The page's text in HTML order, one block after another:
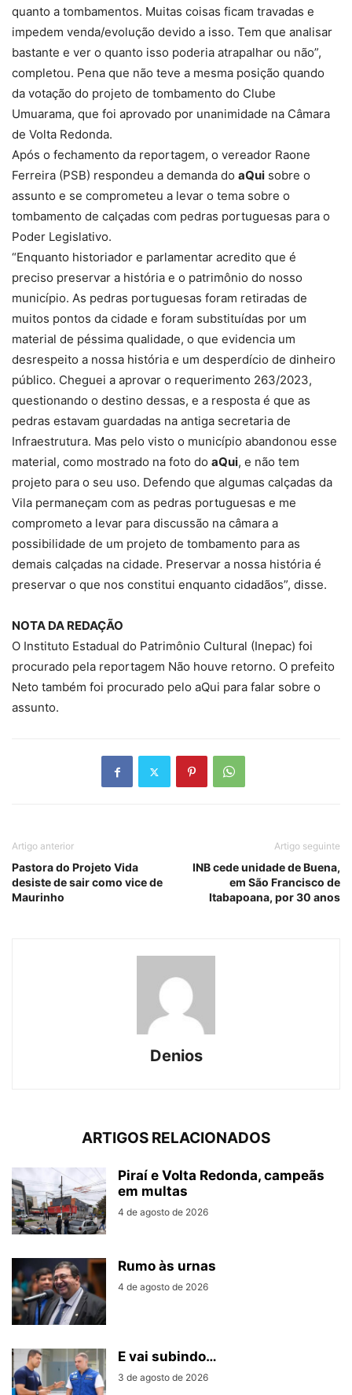
quanto a tombamentos. Muitas coisas ficam travadas e
impedem venda/evolução devido a isso. Tem que analisar
bastante e ver o quanto isso poderia atrapalhar ou não”,
completou. Pena que não teve a mesma posição quando
da votação do projeto de tombamento do Clube
Umuarama, que foi aprovado por unanimidade na Câmara
de Volta Redonda.
Após o fechamento da reportagem, o vereador Raone
Ferreira (PSB) respondeu a demanda do aQui sobre o
assunto e se comprometeu a levar o tema sobre o
tombamento de calçadas com pedras portuguesas para o
Poder Legislativo.
“Enquanto historiador e parlamentar acredito que é
preciso preservar a história e o patrimônio do nosso
município. As pedras portuguesas foram retiradas de
muitos pontos da cidade e foram substituídas por um
material de péssima qualidade, o que evidencia um
desrespeito a nossa história e um desperdício de dinheiro
público. Cheguei a aprovar o requerimento 263/2023,
questionando o destino dessas, e a resposta é que as
pedras estavam guardadas na antiga secretaria de
Infraestrutura. Mas pelo visto o município abandonou esse
material, como mostrado na foto do aQui, e não tem
projeto para o seu uso. Defendo que algumas calçadas da
Vila permaneçam com as pedras portuguesas e me
comprometo a levar para discussão na câmara a
possibilidade de um projeto de tombamento para as
demais calçadas na cidade. Preservar a nossa história é
preservar o que nos constitui enquanto cidadãos”, disse.
NOTA DA REDAÇÃO
O Instituto Estadual do Patrimônio Cultural (Inepac) foi
procurado pela reportagem Não houve retorno. O prefeito
Neto também foi procurado pelo aQui para falar sobre o
assunto.
Artigo anterior
Pastora do Projeto Vida
desiste de sair como vice de
Maurinho
Artigo seguinte
INB cede unidade de Buena,
em São Francisco de
Itabapoana, por 30 anos
Denios
ARTIGOS RELACIONADOS
Piraí e Volta Redonda, campeãs
em multas
4 de agosto de 2026
Rumo às urnas
4 de agosto de 2026
E vai subindo…
3 de agosto de 2026